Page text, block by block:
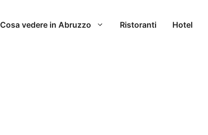
Cosa vedere in Abruzzo Ristoranti Hotel